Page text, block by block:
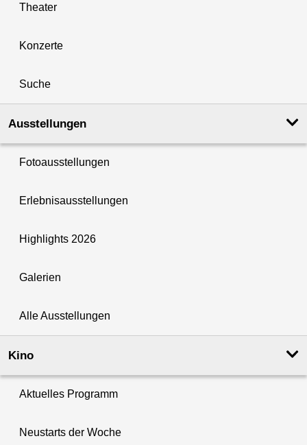
Theater
Konzerte
Suche
Ausstellungen
Fotoausstellungen
Erlebnisausstellungen
Highlights 2026
Galerien
Alle Ausstellungen
Kino
Aktuelles Programm
Neustarts der Woche